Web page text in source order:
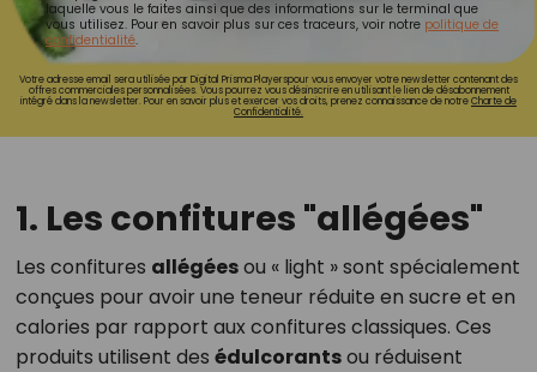
laquelle vous le faites ainsi que des informations sur le terminal que
vous utilisez. Pour en savoir plus sur ces traceurs, voir notre politique de
confidentialité.
Votre adresse email sera utilisée par Digital Prisma Playerspour vous envoyer votre newsletter contenant des
offres commerciales personnalisées. Vous pourrez vous désinscrire en utilisant le lien de désabonnement
intégré dans la newsletter. Pour en savoir plus et exercer vos droits, prenez connaissance de notreCharte de
Confidentialité.
1. Les confitures "allégées"
Les confitures allégéesou « light » sont spécialement
conçues pour avoir une teneur réduite en sucre et en
calories par rapport aux confitures classiques. Ces
produits utilisent des édulcorantsou réduisent